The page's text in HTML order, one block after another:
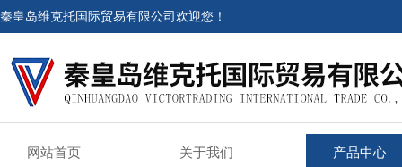
秦皇岛维克托国际贸易有限公司欢迎您！
网站首页 关于我们 产品中心